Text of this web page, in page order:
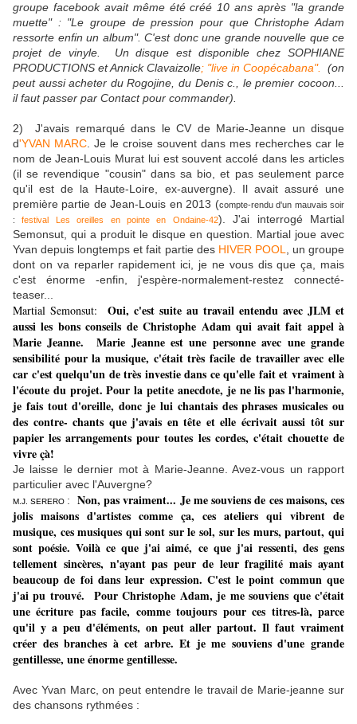
groupe facebook avait même été créé 10 ans après "la grande
muette" : "Le groupe de pression pour que Christophe Adam
ressorte enfin un album". C'est donc une grande nouvelle que ce
projet de vinyle. Un disque est disponible chez SOPHIANE
PRODUCTIONS et Annick Clavaizolle; "live in Coopécabana". (on
peut aussi acheter du Rogojine, du Denis c., le premier cocoon...
il faut passer par Contact pour commander).
2) J'avais remarqué dans le CV de Marie-Jeanne un disque
d'YVAN MARC . Je le croise souvent dans mes recherches car le
nom de Jean-Louis Murat lui est souvent accolé dans les articles
(il se revendique "cousin" dans sa bio, et pas seulement parce
qu'il est de la Haute-Loire, ex-auvergne). Il avait assuré une
première partie de Jean-Louis en 2013 (compte-rendu d'un mauvais soir
:festival Les oreilles en pointe en Ondaine-42). J'ai interrogé Martial
Semonsut, qui a produit le disque en question. Martial joue avec
Yvan depuis longtemps et fait partie des HIVER POOL
, un groupe
dont on va reparler rapidement ici, je ne vous dis que ça, mais
c'est énorme -enfin, j'espère-normalement-restez connecté-
teaser...
Martial Semonsut:
Oui, c'est suite au travail entendu avec JLM et
aussi les bons conseils de Christophe Adam qui avait fait appel à
Marie Jeanne. Marie Jeanne est une personne avec une grande
sensibilité pour la musique, c'était très facile de travailler avec elle
car c'est quelqu'un de très investie dans ce qu'elle fait et vraiment à
l'écoute du projet. Pour la petite anecdote, je ne lis pas l'harmonie,
je fais tout d'oreille, donc je lui chantais des phrases musicales ou
des contre- chants que j'avais en tête et elle écrivait aussi tôt sur
papier les arrangements pour toutes les cordes, c'était chouette de
vivre çà!
Je laisse le dernier mot à Marie-Jeanne. Avez-vous un rapport
particulier avec l'Auvergne?
M.J. SERERO :
Non, pas vraiment... Je me souviens de ces maisons, ces
jolis maisons d'artistes comme ça, ces ateliers qui vibrent de
musique, ces musiques qui sont sur le sol, sur les murs, partout, qui
sont poésie. Voilà ce que j'ai aimé, ce que j'ai ressenti, des gens
tellement sincères, n'ayant pas peur de leur fragilité mais ayant
beaucoup de foi dans leur expression. C'est le point commun que
j'ai pu trouvé. Pour Christophe Adam, je me souviens que c'était
une écriture pas facile, comme toujours pour ces titres-là, parce
qu'il y a peu d'éléments, on peut aller partout. Il faut vraiment
créer des branches à cet arbre. Et je me souviens d'une grande
gentillesse, une énorme gentillesse.
Avec Yvan Marc, on peut entendre le travail de Marie-jeanne sur
des chansons rythmées :